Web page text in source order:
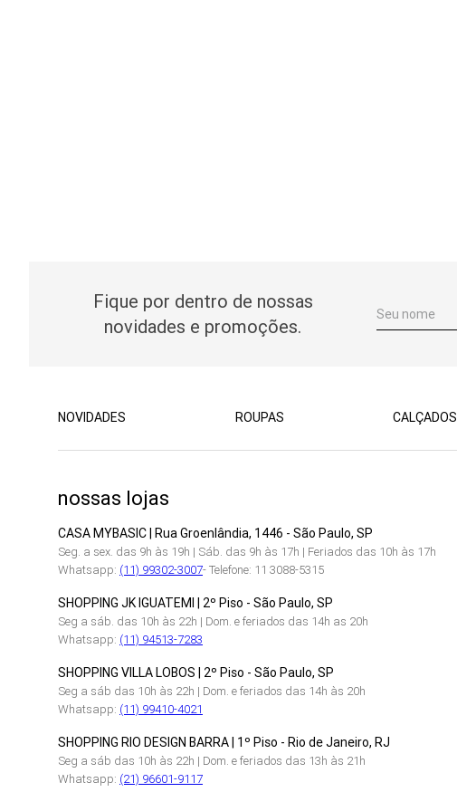
Fique por dentro de nossas
novidades e promoções.
NOVIDADES ROUPAS CALÇADOS
nossas lojas
CASA MYBASIC | Rua Groenlândia, 1446 - São Paulo, SP
Seg. a sex. das 9h às 19h | Sáb. das 9h às 17h | Feriados das 10h às 17h
Whatsapp: (11) 99302-3007- Telefone: 11 3088-5315
SHOPPING JK IGUATEMI | 2º Piso - São Paulo, SP
Seg a sáb. das 10h às 22h | Dom. e feriados das 14h as 20h
Whatsapp: (11) 94513-7283
SHOPPING VILLA LOBOS | 2º Piso - São Paulo, SP
Seg a sáb das 10h às 22h | Dom. e feriados das 14h às 20h
Whatsapp: (11) 99410-4021
SHOPPING RIO DESIGN BARRA | 1º Piso - Rio de Janeiro, RJ
Seg a sáb das 10h às 22h | Dom. e feriados das 13h às 21h
Whatsapp: (21) 96601-9117